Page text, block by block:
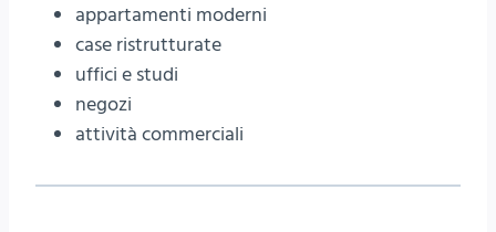
appartamenti moderni
case ristrutturate
uffici e studi
negozi
attività commerciali